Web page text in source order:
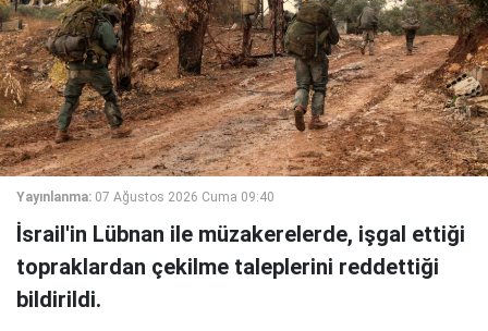
Yayınlanma: 07 Ağustos 2026 Cuma 09:40
İsrail'in Lübnan ile müzakerelerde, işgal ettiği
topraklardan çekilme taleplerini reddettiği
bildirildi.